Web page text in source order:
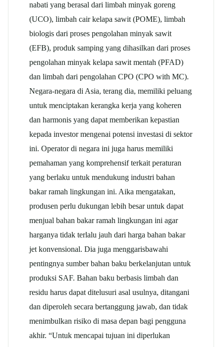
nabati yang berasal dari limbah minyak goreng
(UCO), limbah cair kelapa sawit (POME), limbah
biologis dari proses pengolahan minyak sawit
(EFB), produk samping yang dihasilkan dari proses
pengolahan minyak kelapa sawit mentah (PFAD)
dan limbah dari pengolahan CPO (CPO with MC).
Negara-negara di Asia, terang dia, memiliki peluang
untuk menciptakan kerangka kerja yang koheren
dan harmonis yang dapat memberikan kepastian
kepada investor mengenai potensi investasi di sektor
ini. Operator di negara ini juga harus memiliki
pemahaman yang komprehensif terkait peraturan
yang berlaku untuk mendukung industri bahan
bakar ramah lingkungan ini. Aika mengatakan,
produsen perlu dukungan lebih besar untuk dapat
menjual bahan bakar ramah lingkungan ini agar
harganya tidak terlalu jauh dari harga bahan bakar
jet konvensional. Dia juga menggarisbawahi
pentingnya sumber bahan baku berkelanjutan untuk
produksi SAF. Bahan baku berbasis limbah dan
residu harus dapat ditelusuri asal usulnya, ditangani
dan diperoleh secara bertanggung jawab, dan tidak
menimbulkan risiko di masa depan bagi pengguna
akhir. “Untuk mencapai tujuan ini diperlukan